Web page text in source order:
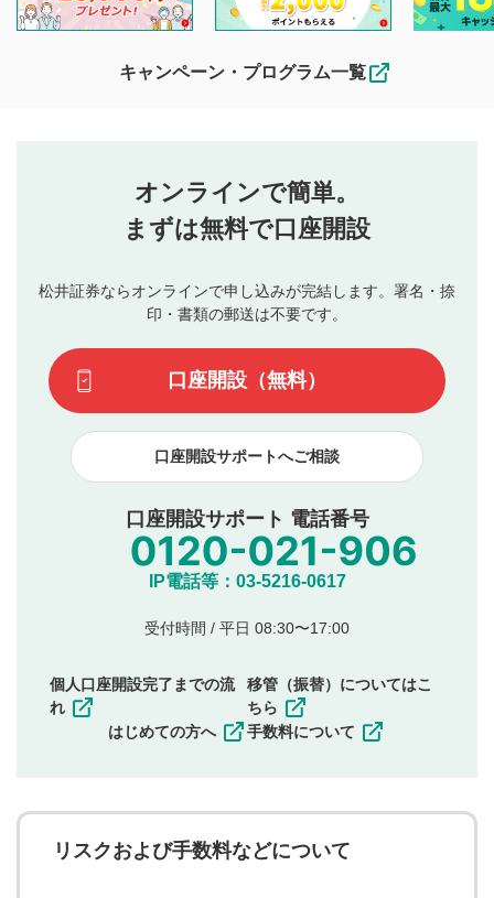
投稿するボタン
星で評価をすると投稿できます。（お名前とコメント
3
動画の評価
です）
他の利用者が動画を視聴される際の参考になるコメントをお
待ちしております。
なお、投稿をもって、本注意事項に同意されたものとみなし
行ってください。
当社は、利用者同士、もしくは利用者と第三者間のトラ
ブルによって生じた損害に対して一切の責任を負いませ
評価およびコメントは当社にて審査のうえ、掲載となり
ます。掲載されるまでに日数がかかる場合や掲載されない
てはお答えできません。各動画コンテンツへの掲載をもっ
て結果のご連絡といたします。ご了承ください。
下記の項目に該当すると判断された投稿内容は、掲載を
見合わせる場合がございます。
本動画コンテンツとは無関係の内容の投稿
他者への誹謗中傷や差別的表現投稿
公序良俗に反する内容の投稿
氏名、住所、電話番号など個人を特定できる情報の
他のサイトへの誘導や営利目的、広告・宣伝を目
他者の権利（商標、著作権、その他の知的財産
その他当社が不適切と判断した投稿
一度投稿した評価およびコメントの変更・削除はできま
に関する著作者人格権を行使しないことに同意します。利
用者が投稿したコメントは、当社サービスの広告・宣伝、
キャンペーン・プログラム一覧
オンラインで簡単。
まずは無料で口座開設
松井証券ならオンラインで申し込みが完結します。署名・捺
印・書類の郵送は不要です。
口座開設（無料）
口座開設サポートへご相談
口座開設サポート 電話番号
IP電話等：03-5216-0617
受付時間 / 平日 08:30〜17:00
個人口座開設完了までの流
れ
はじめての方へ
移管（振替）についてはこ
ちら
手数料について
リスクおよび手数料などについて